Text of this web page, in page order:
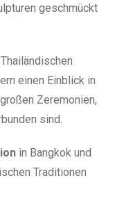
geschmückt
einen Einblick in
Zeremonien,
sind.
in Bangkok und
Traditionen